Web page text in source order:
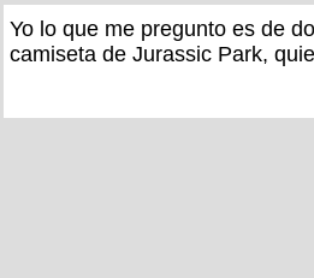
Yo lo que me pregunto es de
camiseta de Jurassic Park,